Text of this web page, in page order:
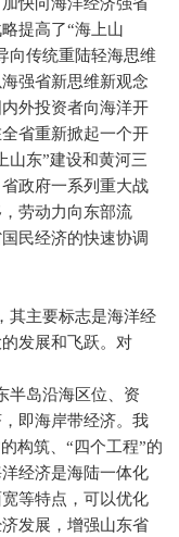
快向海洋经济强省
提高了“海上山
向传统重陆轻海思维
强省新思维新观念
外投资者向海洋开
省重新掀起一个开
山东”建设和黄河三
政府一系列重大战
劳动力向东部流
民经济的快速协调
其主要标志是海洋经
发展和飞跃。对
半岛沿海区位、资
即海岸带经济。我
构筑、“四个工程”的
经济是海陆一体化
等特点，可以优化
发展，增强山东省